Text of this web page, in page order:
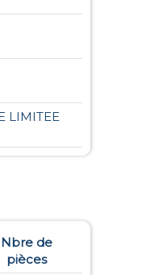
LIMITEE
Nbre de
pièces